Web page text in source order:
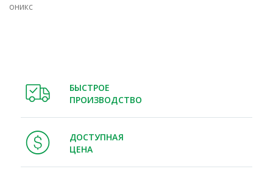
оникс
БЫСТРОЕ
ПРОИЗВОДСТВО
ДОСТУПНАЯ
ЦЕНА